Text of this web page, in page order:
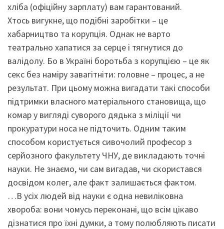
хліба (офіційну зарплату) вам гарантований.
Хтось вигукне, що подібні заробітки – це
хабарництво та корупція. Однак не варто
театрально хапатися за серце і тягнутися до
валідолу. Бо в Україні боротьба з корупцією – це як
секс без наміру завагітніти: головне – процес, а не
результат. При цьому можна вигадати такі способи
підтримки власного матеріального становища, що
комар у вигляді суворого дядька з міліції чи
прокуратури носа не підточить. Одним таким
способом користується сивочолий професор з
серйозного факультету ЧНУ, де викладають точні
науки. Не знаємо, чи сам вигадав, чи скористався
досвідом колег, але факт залишається фактом.
…В усіх людей від науки є одна невиліковна
хвороба: вони чомусь переконані, що всім цікаво
дізнатися про їхні думки, а тому полюбляють писати